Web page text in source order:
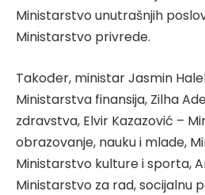
Ministarstvo unutrašnjih
Ministarstvo privrede.
Također, ministar Jasmin
Ministarstva finansija, Zilha
zdravstva, Elvir Kazazović –
obrazovanje, nauku i mlade,
Ministarstvo kulture i sporta,
Ministarstvo za rad, socijalnu